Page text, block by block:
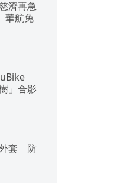
濟再急
華航免
」合影
外套 防